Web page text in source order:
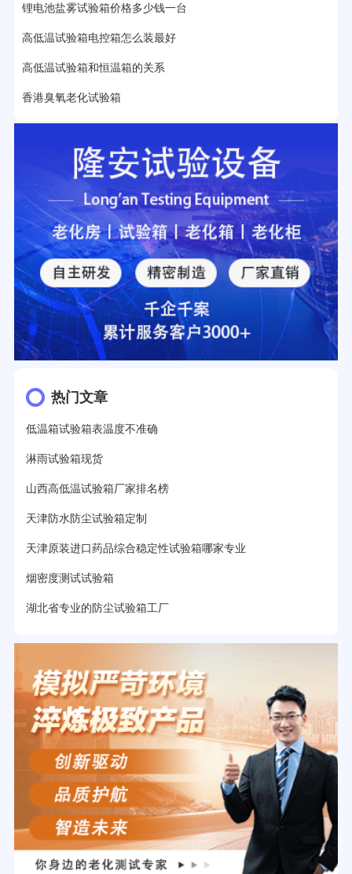
锂电池盐雾试验箱价格多少钱一台
高低温试验箱电控箱怎么装最好
高低温试验箱和恒温箱的关系
香港臭氧老化试验箱
热门文章
低温箱试验箱表温度不准确
淋雨试验箱现货
山西高低温试验箱厂家排名榜
天津防水防尘试验箱定制
天津原装进口药品综合稳定性试验箱哪家专业
烟密度测试试验箱
湖北省专业的防尘试验箱工厂